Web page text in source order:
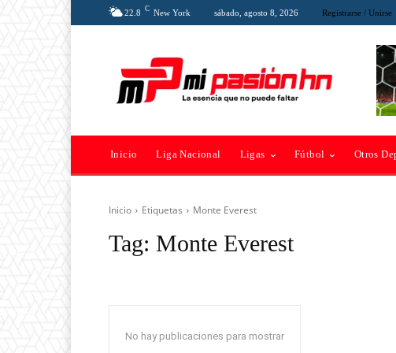
22.8 C New York sábado, agosto 8, 2026 Registrarse / Unirse
Inicio Liga Nacional Ligas Fútbol Otros
Inicio Etiquetas Monte Everest
Tag: Monte Everest
No hay publicaciones para mostrar